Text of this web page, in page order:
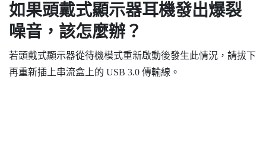
如果頭戴式顯示器耳機發出爆裂
噪音，該怎麼辦？
若頭戴式顯示器從待機模式重新啟動後發生此情況，請拔下
再重新插上串流盒上的 USB 3.0 傳輸線。